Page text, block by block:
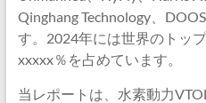
Qinghang Technology、
す。2024年には世界のトッ
xxxxx％を占めています。
当レポートは、水素動力